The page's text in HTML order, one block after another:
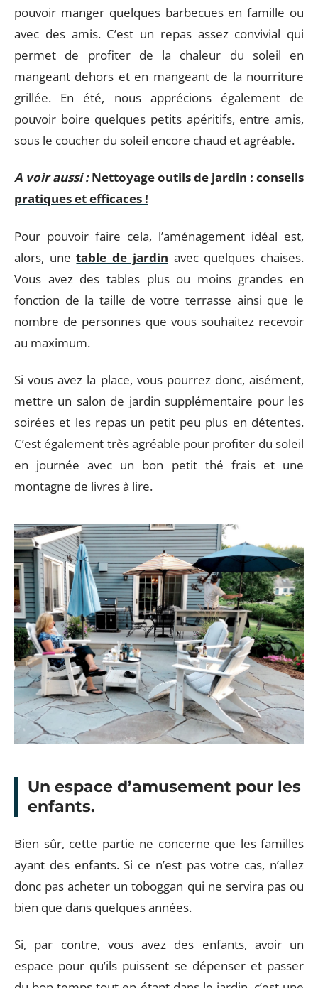
pouvoir manger quelques barbecues en famille ou
avec des amis. C’est un repas assez convivial qui
permet de profiter de la chaleur du soleil en
mangeant dehors et en mangeant de la nourriture
grillée. En été, nous apprécions également de
pouvoir boire quelques petits apéritifs, entre amis,
sous le coucher du soleil encore chaud et agréable.
A voir aussi : Nettoyage outils de jardin : conseils
pratiques et efficaces !
Pour pouvoir faire cela, l’aménagement idéal est,
alors, unetable de jardin avec quelques chaises.
Vous avez des tables plus ou moins grandes en
fonction de la taille de votre terrasse ainsi que le
nombre de personnes que vous souhaitez recevoir
au maximum.
Si vous avez la place, vous pourrez donc, aisément,
mettre un salon de jardin supplémentaire pour les
soirées et les repas un petit peu plus en détentes.
C’est également très agréable pour profiter du soleil
en journée avec un bon petit thé frais et une
montagne de livres à lire.
Un espace d’amusement pour les
enfants.
Bien sûr, cette partie ne concerne que les familles
ayant des enfants. Si ce n’est pas votre cas, n’allez
donc pas acheter un toboggan qui ne servira pas ou
bien que dans quelques années.
Si, par contre, vous avez des enfants, avoir un
espace pour qu’ils puissent se dépenser et passer